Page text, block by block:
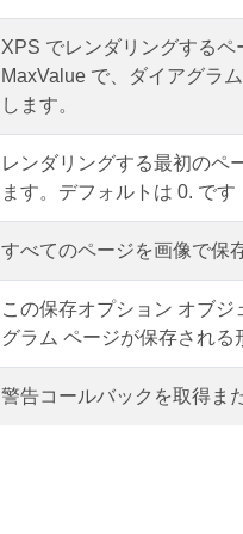
XPS でレンダリングする
MaxValue で、ダイアグラ
します。
レンダリングする最初のペ
ます。デフォルトは 0. です
すべてのページを画像で保
この保存オプション オブ
グラム ページが保存される
警告コールバックを取得ま